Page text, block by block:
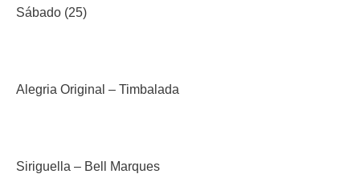
Sábado (25)
Alegria Original – Timbalada
Siriguella – Bell Marques